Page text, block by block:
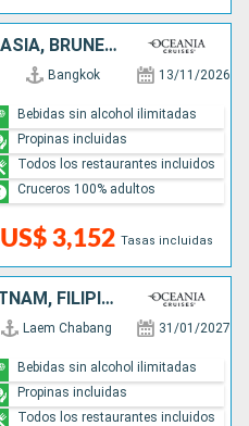
TAILANDIA, VIETNAM, MALASIA, BRUNEI, SINGAPUR
Bangkok 13/11/2026
US$ 3,152 Tasas incluidas
Bebidas sin alcohol ilimitadas
Propinas incluidas
Todos los restaurantes incluidos
Cruceros 100% adultos
TAILANDIA, CAMBOYA, VIETNAM, FILIPINAS, MALASIA, BRUNEI, SINGAPUR
Laem Chabang 31/01/2027
Bebidas sin alcohol ilimitadas
Propinas incluidas
Todos los restaurantes incluidos